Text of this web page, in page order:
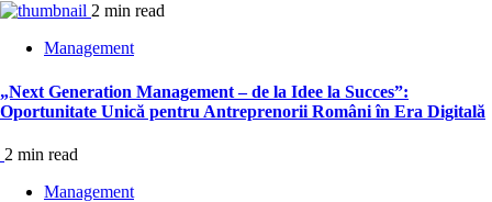
2 min read
Management
„Next Generation Management – de la Idee la Succes”:
Oportunitate Unică pentru Antreprenorii Români în Era Digitală
2 min read
Management